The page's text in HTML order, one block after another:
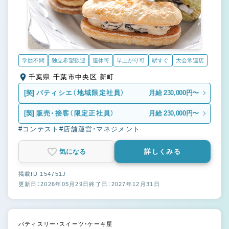
学歴不問 独立希望歓迎 連休可 早上がり可 駅すぐ 大会常連店
千葉県 千葉市中央区 新町
[契] パティシエ（地域限定社員） 月給 230,000円〜
[契] 販売・接客（限定正社員） 月給 230,000円〜
#コンテスト #店舗運営・マネジメント
気になる 詳しくみる
掲載ID 154751J
更新日：2026年05月29日終了日：2027年12月31日
パティスリー・スイーツ・ケーキ屋